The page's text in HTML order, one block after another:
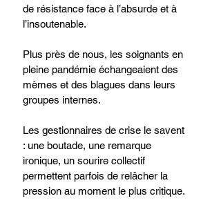
de résistance face à l’absurde et à
l’insoutenable.
Plus près de nous, les soignants en
pleine pandémie échangeaient des
mèmes et des blagues dans leurs
groupes internes.
Les gestionnaires de crise le savent
: une boutade, une remarque
ironique, un sourire collectif
permettent parfois de relâcher la
pression au moment le plus critique.